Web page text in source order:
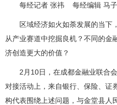
每经记者 张祎 每经编辑 马
区域经济如火如荼发展的当下
从产业赛道中挖掘良机？不同的金
济创造更大的价值？
2月10日，在成都金融业联合
对接活动上，来自银行、保险、证
构代表围绕上述问题，与金堂县人